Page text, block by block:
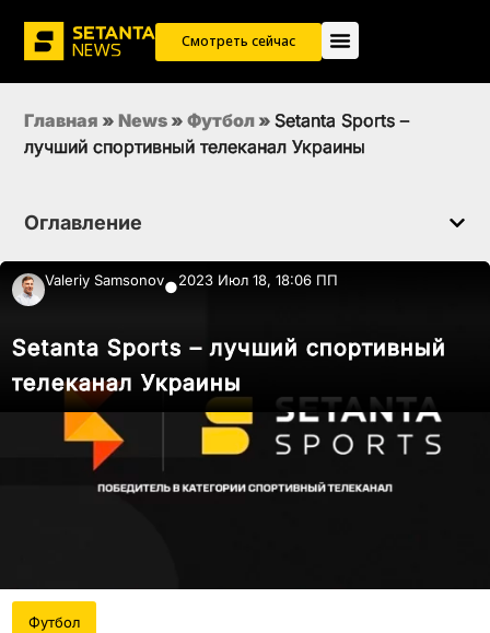
Смотреть сейчас
Главная » News » Футбол » Setanta Sports –
лучший спортивный телеканал Украины
Оглавление
Valeriy Samsonov●2023 Июл 18, 18:06 ПП
Setanta Sports – лучший спортивный
телеканал Украины
Футбол